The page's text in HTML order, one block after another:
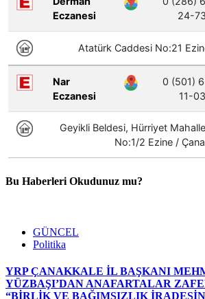
Bu Haberleri Okudunuz mu?
GÜNCEL
Politika
YRP ÇANAKKALE İL BAŞKANI
YÜZBAŞI’DAN ANAFARTALAR
“BİRLİK VE BAĞIMSIZLIK